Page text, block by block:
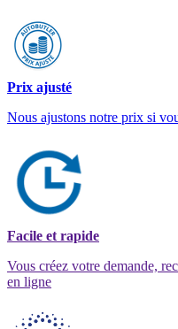
Prix ajusté
Nous ajustons notre prix si
Facile et rapide
Vous créez votre demande,
en ligne